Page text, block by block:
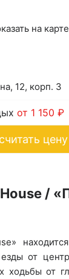
на карте
12, корп. 3
от 1 150 ₽
цену
/
от
ходьбы от